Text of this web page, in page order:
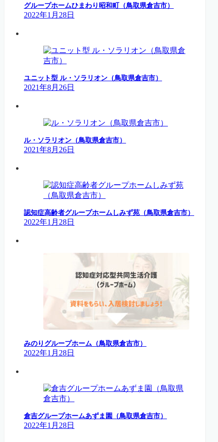
グループホームひまわり昭和町（鳥取県倉吉市）
2022年1月28日
ユニット型 ル・ソラリオン（鳥取県倉吉市）
2021年8月26日
ル・ソラリオン（鳥取県倉吉市）
2021年8月26日
認知症高齢者グループホームしみず苑（鳥取県倉吉市）
2022年1月28日
みのりグループホーム（鳥取県倉吉市）
2022年1月28日
倉吉グループホームあずま園（鳥取県倉吉市）
2022年1月28日